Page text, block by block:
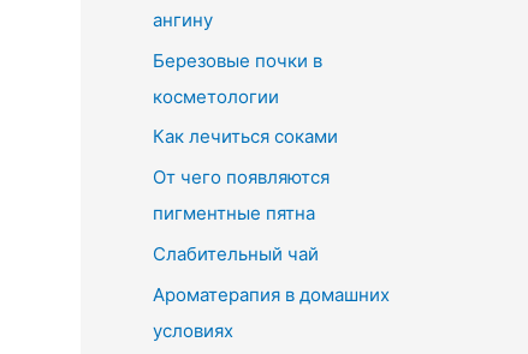
ангину
Березовые почки в
косметологии
Как лечиться соками
От чего появляются
пигментные пятна
Слабительный чай
Ароматерапия в домашних
условиях